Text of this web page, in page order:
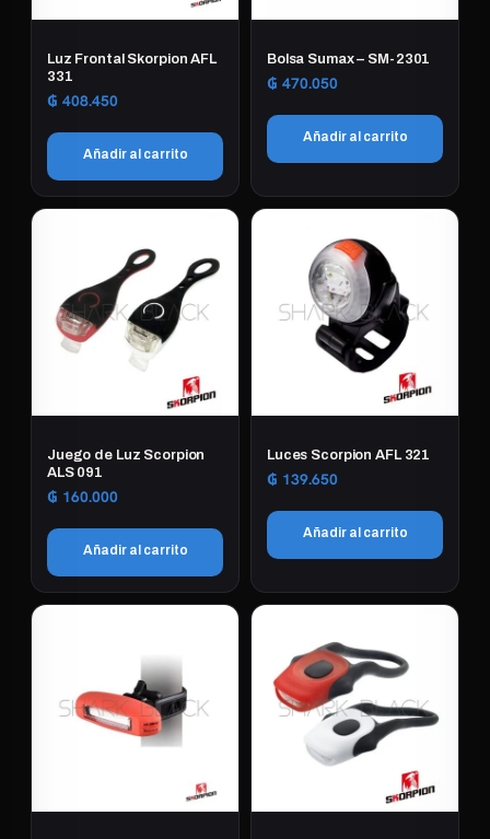
Luz Frontal Skorpion AFL
331
₲ 408.450
Añadir al carrito
Bolsa Sumax – SM-2301
₲ 470.050
Añadir al carrito
Juego de Luz Scorpion
ALS 091
₲ 160.000
Añadir al carrito
Luces Scorpion AFL 321
₲ 139.650
Añadir al carrito